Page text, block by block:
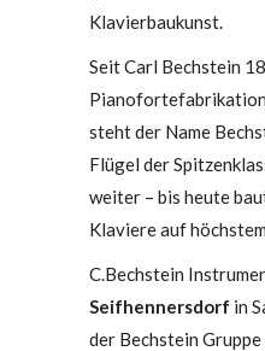
Klavierbaukunst.
Seit Carl Bechstein
steht der Name
Flügel der
weiter – bis heute
Klaviere auf
C.Bechstein
Seifhennersdorf in
der Bechstein